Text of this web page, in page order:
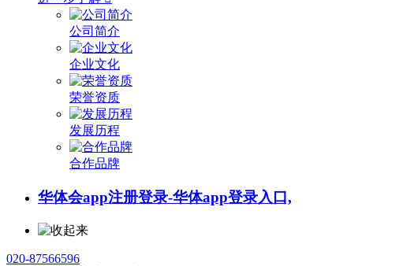
公司简介
企业文化
荣誉资质
发展历程
合作品牌
华体会app注册登录-华体app登录入口,
020-87566596